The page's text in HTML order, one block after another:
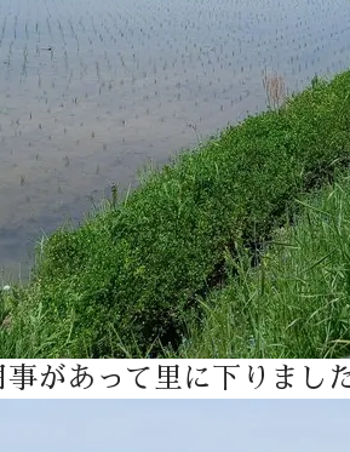
事があって里に下りまし